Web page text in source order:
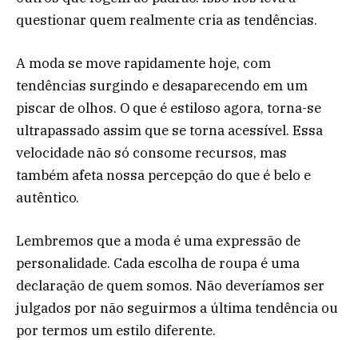
questionar quem realmente cria as tendências.
A moda se move rapidamente hoje, com
tendências surgindo e desaparecendo em um
piscar de olhos. O que é estiloso agora, torna-se
ultrapassado assim que se torna acessível. Essa
velocidade não só consome recursos, mas
também afeta nossa percepção do que é belo e
autêntico.
Lembremos que a moda é uma expressão de
personalidade. Cada escolha de roupa é uma
declaração de quem somos. Não deveríamos ser
julgados por não seguirmos a última tendência ou
por termos um estilo diferente.